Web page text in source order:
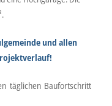
und allen
täglichen Baufortschritt